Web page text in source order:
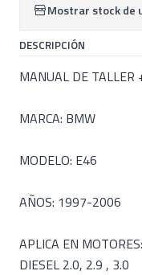
Mostrar stock de
DESCRIPCIÓN
MANUAL DE TALLER
MARCA: BMW
MODELO: E46
AÑOS: 1997-2006
APLICA EN
DIESEL 2.0, 2.9 , 3.0